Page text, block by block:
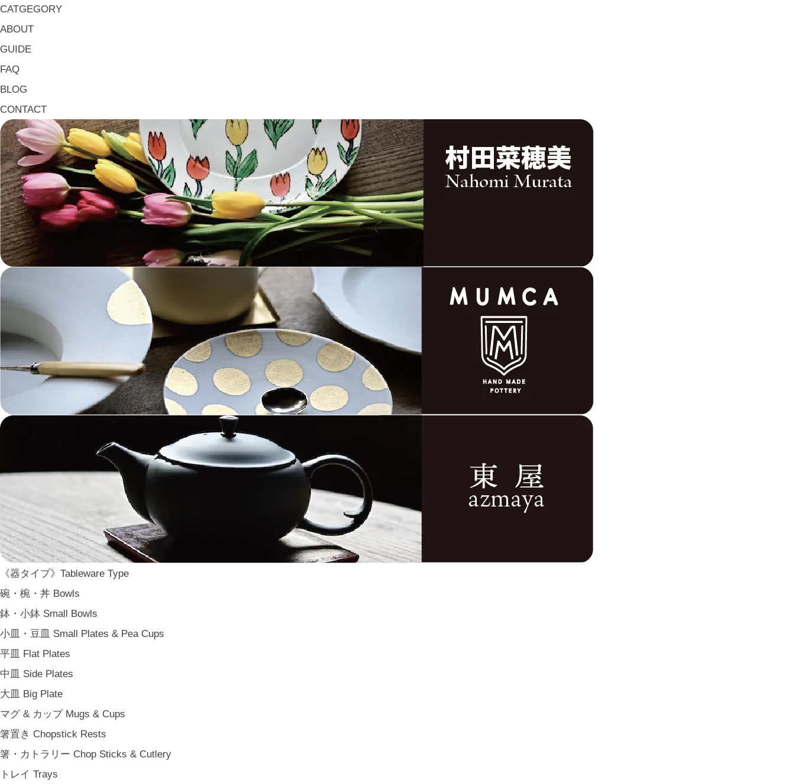
CATGEGORY
ABOUT
GUIDE
FAQ
BLOG
CONTACT
《器タイプ》Tableware Type
碗・椀・丼 Bowls
鉢・小鉢 Small Bowls
小皿・豆皿 Small Plates & Pea Cups
平皿 Flat Plates
中皿 Side Plates
大皿 Big Plate
マグ & カップ Mugs & Cups
箸置き Chopstick Rests
箸・カトラリー Chop Sticks & Cutlery
トレイ Trays
小皿・豆皿 Small Plates & Pea Cups
箸置き Chopstick Rests
箸・カトラリー Chop Sticks & Cutlery
トレイ Trays
ポット Pots
ピッチャー Jugs
一輪挿し・花瓶
こども用 Kids Tableware
陶芸 Ceramics
漆器 Lacquerware
ガラス Glass
金工 Metalwork
革 Leather
絵画 Painting
鋳物 Cast Metal
その他工芸 e.t.c
《ブランド》Brands
二上 FUTAGAMI
畑漆器 HATA SHIKKI
薫寿堂 Kunjyudo
織田幸銅器 Odako Douki
ARAS
WDH
WASARA
一果ニ花 icca nicca
そのほか e.t.c
《食卓》Dining
家族の食卓 Family Tableware
子どもの食卓 Children's Tableware
一人暮らしの食卓 Tableware for One